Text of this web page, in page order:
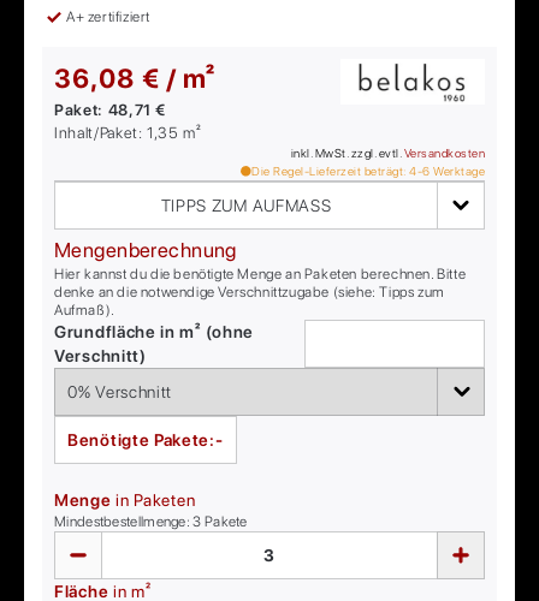
A+ zertifiziert
36,08 € / m²
Paket: 48,71 €
Inhalt/Paket:1,35 m²
inkl. MwSt. zzgl. evtl. Versandkosten
Die Regel-Lieferzeit beträgt: 4-6 Werktage
TIPPS ZUM AUFMASS
Mengenberechnung
Hier kannst du die benötigte Menge an Paketen berechnen. Bitte
denke an die notwendige Verschnittzugabe (siehe: Tipps zum
Aufmaß).
Grundfläche in m² (ohne
Verschnitt)
Benötigte Pakete:-
Menge in Paketen
Mindestbestellmenge:3 Pakete
Fläche in m²